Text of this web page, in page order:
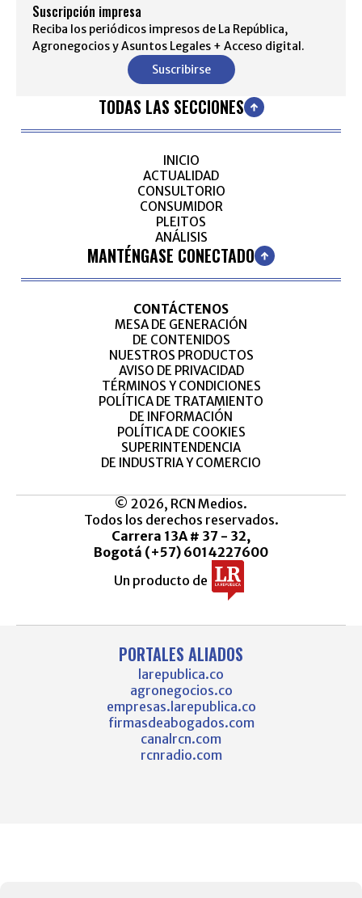
Suscripción impresa
Reciba los periódicos impresos de La República,
Agronegocios y Asuntos Legales + Acceso digital.
Suscribirse
TODAS LAS SECCIONES
INICIO
ACTUALIDAD
CONSULTORIO
CONSUMIDOR
PLEITOS
ANÁLISIS
MANTÉNGASE CONECTADO
CONTÁCTENOS
MESA DE GENERACIÓN
DE CONTENIDOS
NUESTROS PRODUCTOS
AVISO DE PRIVACIDAD
TÉRMINOS Y CONDICIONES
POLÍTICA DE TRATAMIENTO
DE INFORMACIÓN
POLÍTICA DE COOKIES
SUPERINTENDENCIA
DE INDUSTRIA Y COMERCIO
© 2026, RCN Medios.
Todos los derechos reservados.
Carrera 13A # 37 - 32,
Bogotá (+57) 6014227600
Un producto de
PORTALES ALIADOS
larepublica.co
agronegocios.co
empresas.larepublica.co
firmasdeabogados.com
canalrcn.com
rcnradio.com